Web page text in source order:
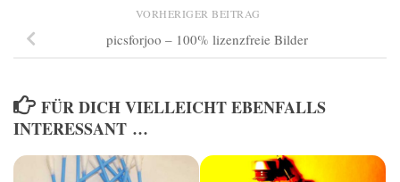
VORHERIGER BEITRAG
picsforjoo – 100% lizenzfreie Bilder
FÜR DICH VIELLEICHT EBENFALLS
INTERESSANT …